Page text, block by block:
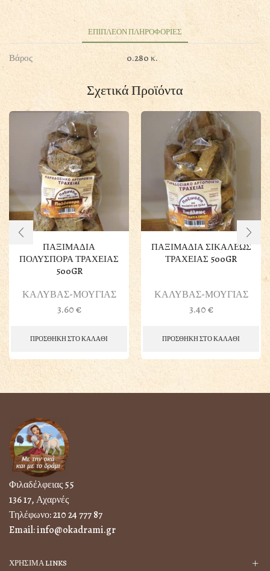
ποσότητα
ΕΠΙΠΛΕΟΝ ΠΛΗΡΟΦΟΡΙΕΣ
Βάρος 0.280 κ.
Σχετικά Προϊόντα
ΠΑΞΙΜΑΔΙΑ
ΠΟΛΥΣΠΟΡΑ ΤΡΑΧΕΙΑΣ
500GR
ΚΑΛΥΒΑΣ-ΜΟΥΓΙΑΣ
3.60€
ΠΡΟΣΘΗΚΗ ΣΤΟ ΚΑΛΑΘΙ
ΠΑΞΙΜΑΔΙΑ ΣΙΚΑΛΕΩΣ
ΤΡΑΧΕΙΑΣ 500GR
ΚΑΛΥΒΑΣ-ΜΟΥΓΙΑΣ
3.40€
ΠΡΟΣΘΗΚΗ ΣΤΟ ΚΑΛΑΘΙ
Φιλαδέλφειας 55
136 17, Αχαρνές
Τηλέφωνο:210 24 777 87
Email:info@okadrami.gr
ΧΡΗΣΙΜΑ LINKS